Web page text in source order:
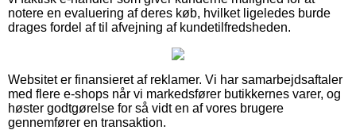
notere en evaluering af deres køb, hvilket ligeledes burde
drages fordel af til afvejning af kundetilfredsheden.
Websitet er finansieret af reklamer. Vi har samarbejdsaftaler
med flere e-shops når vi markedsfører butikkernes varer, og
høster godtgørelse for så vidt en af vores brugere
gennemfører en transaktion.